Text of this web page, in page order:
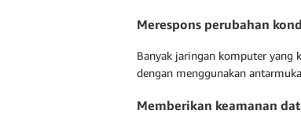
Merespons perubahan
Banyak jaringan komputer yang
dengan menggunakan
Memberikan keamanan